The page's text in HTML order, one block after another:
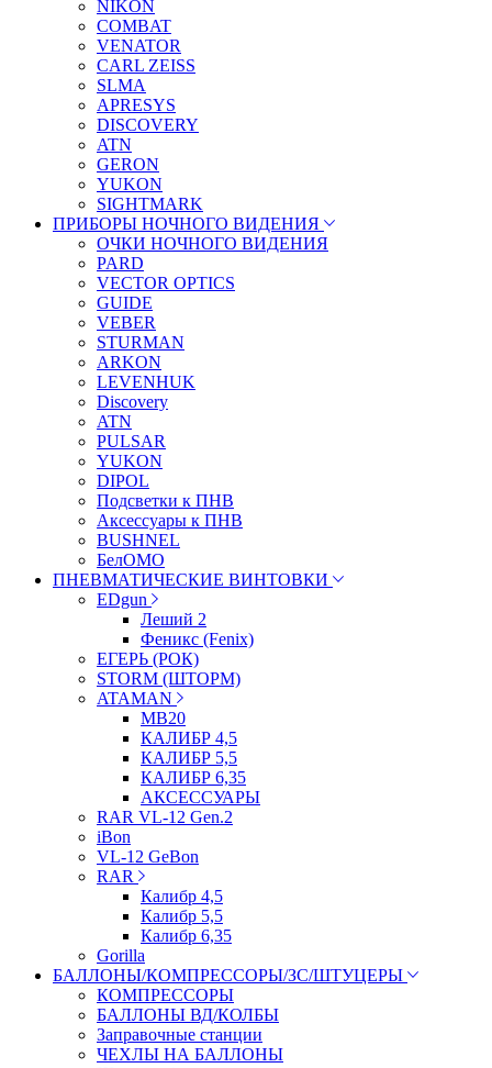
NIKON
COMBAT
VENATOR
CARL ZEISS
SLMA
APRESYS
DISCOVERY
ATN
GERON
YUKON
SIGHTMARK
ПРИБОРЫ НОЧНОГО ВИДЕНИЯ
ОЧКИ НОЧНОГО ВИДЕНИЯ
PARD
VECTOR OPTICS
GUIDE
VEBER
STURMAN
ARKON
LEVENHUK
Discovery
ATN
PULSAR
YUKON
DIPOL
Подсветки к ПНВ
Аксессуары к ПНВ
BUSHNEL
БелОМО
ПНЕВМАТИЧЕСКИЕ ВИНТОВКИ
EDgun
Леший 2
Феникс (Fenix)
ЕГЕРЬ (РОК)
STORM (ШТОРМ)
ATAMAN
МВ20
КАЛИБР 4,5
КАЛИБР 5,5
КАЛИБР 6,35
АКСЕССУАРЫ
RAR VL-12 Gen.2
iBon
VL-12 GeBon
RAR
Калибр 4,5
Калибр 5,5
Калибр 6,35
Gorilla
БАЛЛОНЫ/КОМПРЕССОРЫ/ЗС/ШТУЦЕРЫ
КОМПРЕССОРЫ
БАЛЛОНЫ ВД/КОЛБЫ
Заправочные станции
ЧЕХЛЫ НА БАЛЛОНЫ